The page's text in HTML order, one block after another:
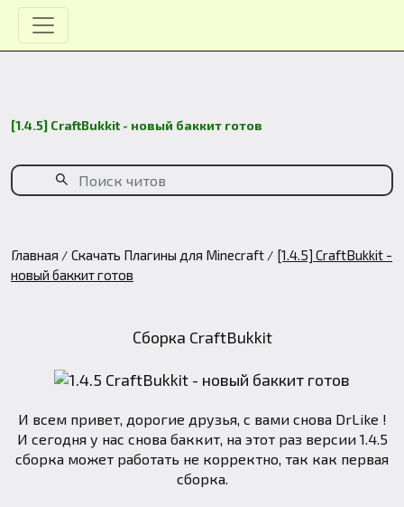
[1.4.5] CraftBukkit - новый баккит готов
Главная Скачать Плагины для Minecraft
[1.4.5] CraftBukkit -
новый баккит готов
Сборка CraftBukkit
И всем привет, дорогие друзья, с вами снова DrLike !
И сегодня у нас снова баккит, на этот раз версии 1.4.5
сборка может работать не корректно, так как первая
сборка.